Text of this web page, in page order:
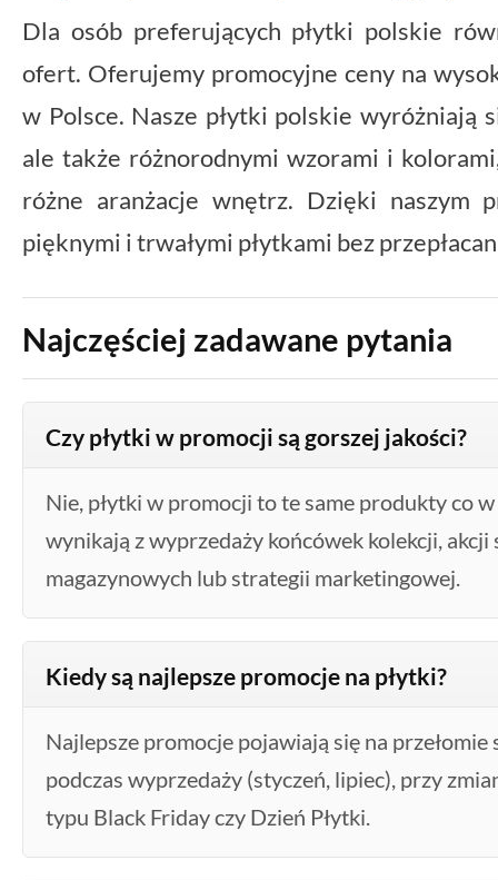
Dla osób preferujących płytki polskie
ofert. Oferujemy promocyjne ceny na
w Polsce. Nasze płytki polskie wyróżniają
ale także różnorodnymi wzorami i
różne aranżacje wnętrz. Dzięki naszym
pięknymi i trwałymi płytkami bez
Najczęściej zadawane pytania
Czy płytki w promocji są gorszej jakości?
Nie, płytki w promocji to te same produkty co
wynikają z wyprzedaży końcówek kolekcji,
magazynowych lub strategii marketingowej.
Kiedy są najlepsze promocje na płytki?
Najlepsze promocje pojawiają się na
podczas wyprzedaży (styczeń, lipiec), przy
typu Black Friday czy Dzień Płytki.